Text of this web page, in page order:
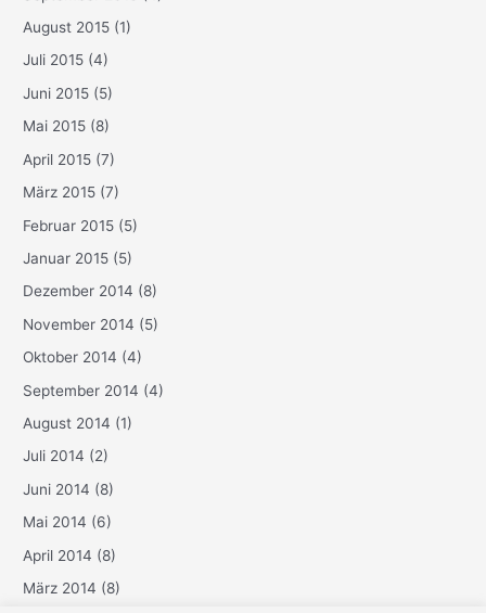
August 2015 (1)
Juli 2015 (4)
Juni 2015 (5)
Mai 2015 (8)
April 2015 (7)
März 2015 (7)
Februar 2015 (5)
Januar 2015 (5)
Dezember 2014 (8)
November 2014 (5)
Oktober 2014 (4)
September 2014 (4)
August 2014 (1)
Juli 2014 (2)
Juni 2014 (8)
Mai 2014 (6)
April 2014 (8)
März 2014 (8)